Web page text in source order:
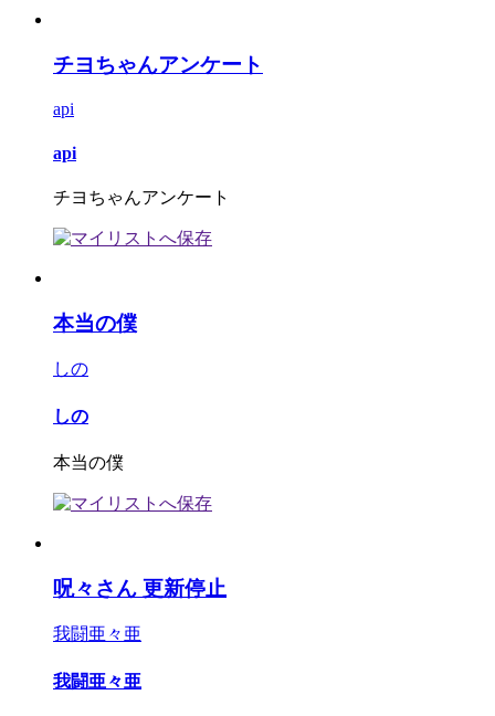
チヨちゃんアンケート
api
api
チヨちゃんアンケート
本当の僕
しの
しの
本当の僕
呪々さん 更新停止
我闘亜々亜
我闘亜々亜